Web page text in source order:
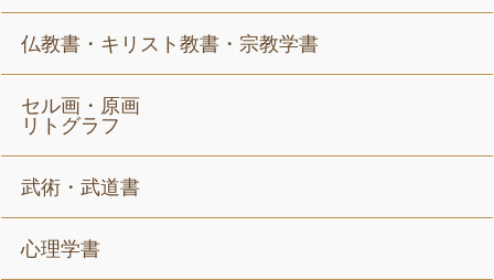
仏教書・キリスト教書・宗教学書
セル画・原画
リトグラフ
武術・武道書
心理学書